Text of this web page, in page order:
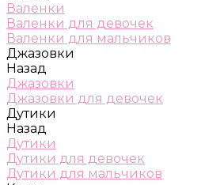
Валенки
Валенки для девочек
Валенки для мальчиков
Джазовки
Назад
Джазовки
Джазовки для девочек
Дутики
Назад
Дутики
Дутики для девочек
Дутики для мальчиков